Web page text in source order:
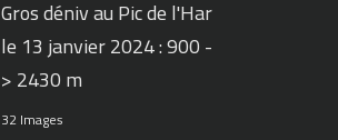
Gros déniv au Pic de l'Har
le 13 janvier 2024 : 900 -
> 2430 m
32 Images